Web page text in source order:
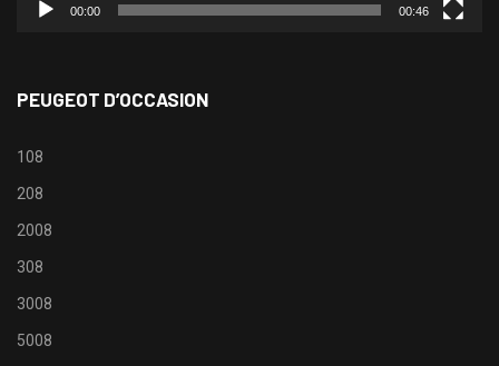
00:00 00:46
PEUGEOT D’OCCASION
108
208
2008
308
3008
5008